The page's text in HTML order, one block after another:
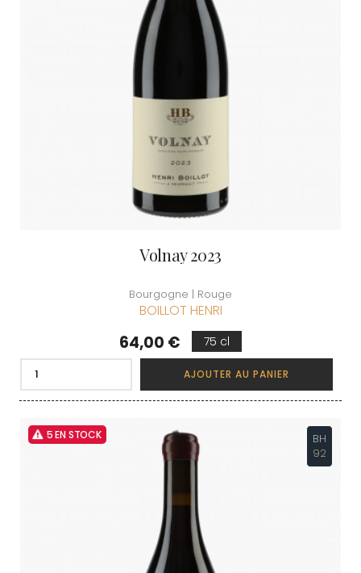
Volnay 2023
Bourgogne | Rouge
BOILLOT HENRI
Prix
64,00 € 75 cl
AJOUTER AU PANIER
5 EN STOCK
BH
92